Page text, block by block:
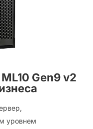
Gen9 v2
уровнем